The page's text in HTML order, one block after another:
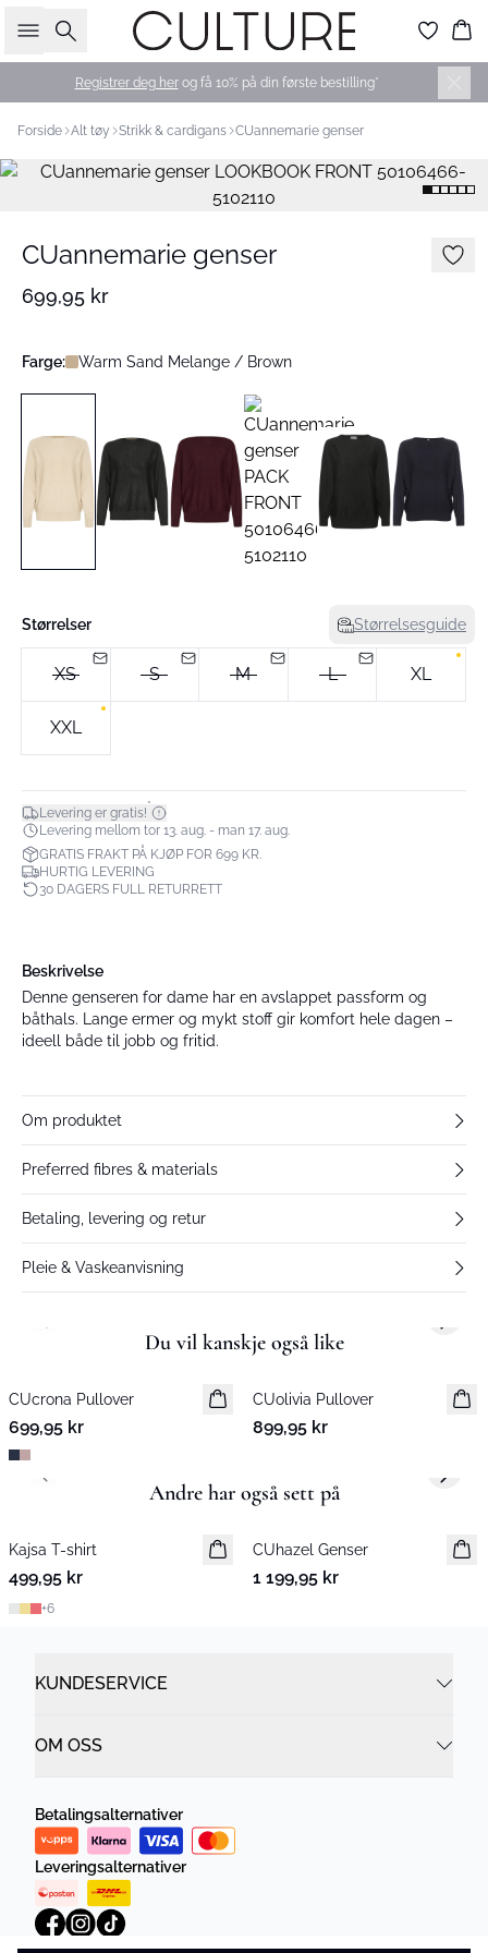
Søk
Registrer deg herog få 10% på din første bestilling*
Forside Alt tøy Strikk & cardigans CUannemarie genser
CUannemarie genser
699,95 kr
Farge: Warm Sand Melange / Brown
Størrelser Størrelsesguide
XS S M L XL
XXL
Levering er gratis!*
Levering mellom tor 13. aug. - man 17. aug.
GRATIS FRAKT PÅ KJØP FOR 699 KR.
HURTIG LEVERING
30 DAGERS FULL RETURRETT
Beskrivelse
Denne genseren for dame har en avslappet passform og
båthals. Lange ermer og mykt stoff gir komfort hele dagen –
ideell både til jobb og fritid.
Om produktet
Preferred fibres & materials
Betaling, levering og retur
Pleie & Vaskeanvisning
Du vil kanskje også like
Nyhet
CUcrona Pullover
699,95 kr
Nyhet
CUolivia Pullover
899,95 kr
Previous slide Next
Andre har også sett på
Nyhet
Kajsa T-shirt
499,95 kr
+6
Nyhet
CUhazel Genser
1 199,95 kr
Previous slide Next
KUNDESERVICE
OM OSS
Betalingsalternativer
Leveringsalternativer